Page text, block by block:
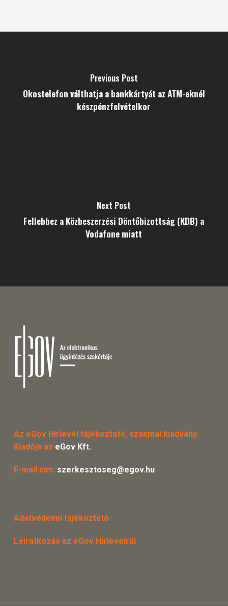
Previous Post
Okostelefon válthatja a bankkártyát az ATM-eknél
készpénzfelvételkor
Next Post
Fellebbez a Közbeszerzési Döntőbizottság (KDB) a
Vodafone miatt
Az eGov Hírlevél tájékoztató, szakmai kiadvány.
Kiadója az eGov Kft.
E-mail cím: szerkesztoseg@egov.hu
Adatvédelmi tájékoztató
Leiratkozás az eGov Hírlevélről